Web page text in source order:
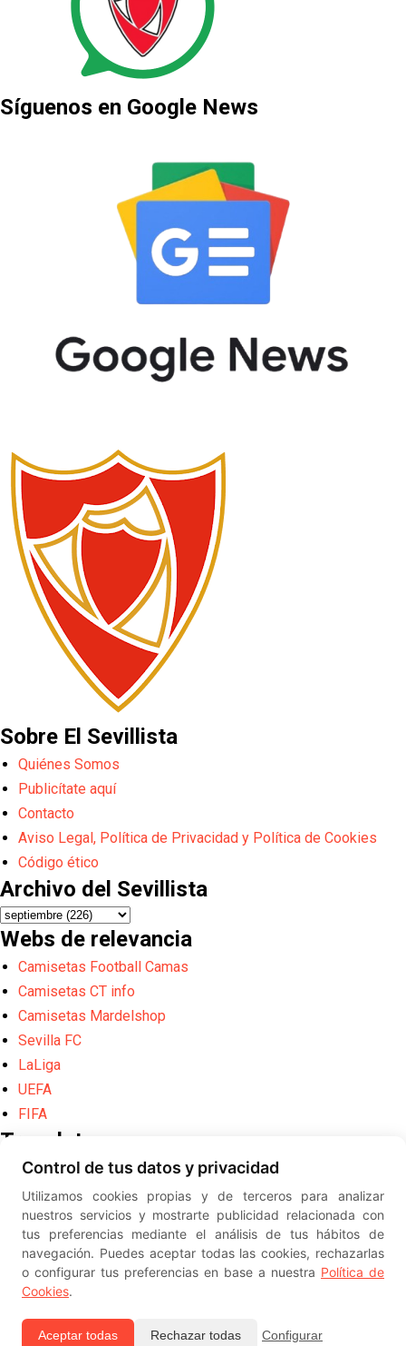
Síguenos en Google News
Sobre El Sevillista
Quiénes Somos
Publicítate aquí
Contacto
Aviso Legal, Política de Privacidad y Política de Cookies
Código ético
Archivo del Sevillista
Webs de relevancia
Camisetas Football Camas
Camisetas CT info
Camisetas Mardelshop
Sevilla FC
LaLiga
UEFA
FIFA
Translate
Powered by
Translate
Diseño web creado por Erick
© ElSevillista.es - Información sobre
el Sevilla FC, Sevilla Atlético, Sevilla Femenino y su Cantera
-- --
Control de tus datos y privacidad
Utilizamos cookies propias y de terceros para analizar
nuestros servicios y mostrarte publicidad relacionada con
tus preferencias mediante el análisis de tus hábitos de
navegación. Puedes aceptar todas las cookies, rechazarlas
o configurar tus preferencias en base a nuestra Política de
Cookies.
Aceptar todas Rechazar todas Configurar
2026